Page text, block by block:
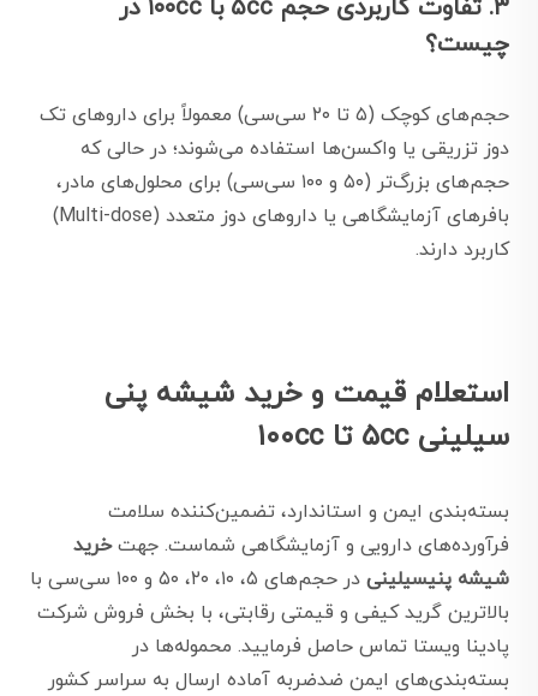
۳. تفاوت کاربردی حجم ۵cc با ۱۰۰cc در
چیست؟
حجم‌های کوچک (۵ تا ۲۰ سی‌سی) معمولاً برای داروهای تک
دوز تزریقی یا واکسن‌ها استفاده می‌شوند؛ در حالی که
حجم‌های بزرگ‌تر (۵۰ و ۱۰۰ سی‌سی) برای محلول‌های مادر،
بافرهای آزمایشگاهی یا داروهای دوز متعدد (Multi-dose)
کاربرد دارند.
استعلام قیمت و خرید شیشه پنی
سیلینی ۵cc تا ۱۰۰cc
بسته‌بندی ایمن و استاندارد، تضمین‌کننده سلامت
فرآورده‌های دارویی و آزمایشگاهی شماست. جهتخرید
شیشه پنیسیلینی
در حجم‌های ۵، ۱۰، ۲۰، ۵۰ و ۱۰۰ سی‌سی با
بالاترین گرید کیفی و قیمتی رقابتی، با بخش فروش شرکت
پادینا ویستا تماس حاصل فرمایید. محموله‌ها در
بسته‌بندی‌های ایمن ضد‌ضربه آماده ارسال به سراسر کشور